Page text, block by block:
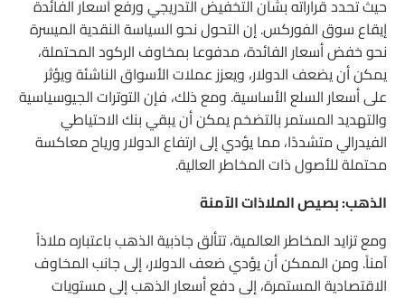
حيث تحدد قراراته بشأن التخفيض التدريجي ورفع أسعار الفائدة
إيقاع سوق الفوركس. إن التحول نحو السياسة النقدية الميسرة
نحو خفض أسعار الفائدة، مدفوعا بمخاوف الركود المحتملة،
يمكن أن يضعف الدولار، ويعزز عملات الأسواق الناشئة ويؤثر
على أسعار السلع الأساسية. ومع ذلك، فإن التوترات الجيوسياسية
والتهديد المستمر بالتضخم يمكن أن يبقي بنك الاحتياطي
الفيدرالي متشددًا، مما يؤدي إلى ارتفاع الدولار ورياح معاكسة
محتملة للأصول ذات المخاطر العالية.
الذهب: بصيص الملاذات الآمنة
ومع تزايد المخاطر العالمية، تتألق جاذبية الذهب باعتباره ملاذاً
آمناً. ومن الممكن أن يؤدي ضعف الدولار، إلى جانب المخاوف
الاقتصادية المستمرة، إلى دفع أسعار الذهب إلى مستويات